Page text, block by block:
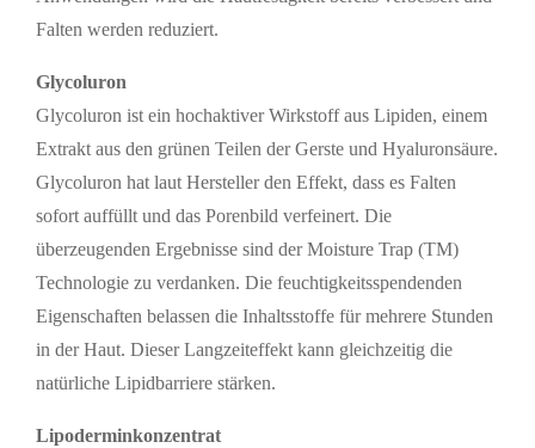
Falten werden reduziert.
Glycoluron
Glycoluron ist ein hochaktiver Wirkstoff aus Lipiden, einem
Extrakt aus den grünen Teilen der Gerste und Hyaluronsäure.
Glycoluron hat laut Hersteller den Effekt, dass es Falten
sofort auffüllt und das Porenbild verfeinert. Die
überzeugenden Ergebnisse sind der Moisture Trap (TM)
Technologie zu verdanken. Die feuchtigkeitsspendenden
Eigenschaften belassen die Inhaltsstoffe für mehrere Stunden
in der Haut. Dieser Langzeiteffekt kann gleichzeitig die
natürliche Lipidbarriere stärken.
Lipoderminkonzentrat